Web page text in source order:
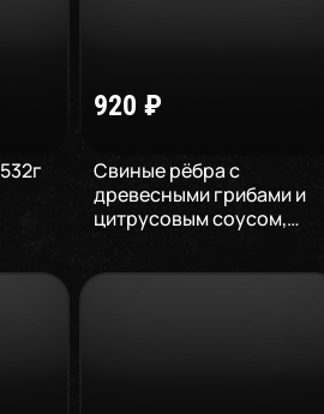
532г
920 ₽
Свиные рёбра с
древесными грибами и
цитрусовым соусом,